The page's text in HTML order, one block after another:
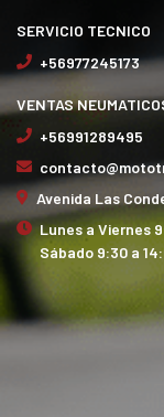
SERVICIO TECNICO
+56977245173
VENTAS
+56991289495
Avenida Las
Lunes a Viernes
Sábado 9:30 a